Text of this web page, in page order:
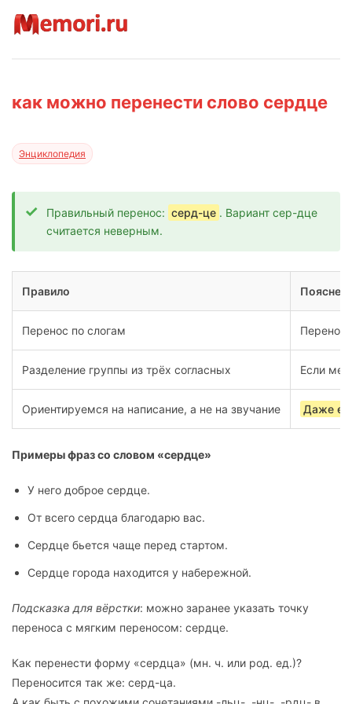
как можно перенести слово сердце
Энциклопедия
Правильный перенос: серд-це . Вариант сер-дце
считается неверным.
Правило
Перенос по слогам
Разделение группы из трёх согласных Если
Ориентируемся на написание, а не на звучание Даже
Примеры фраз со словом «сердце»
У него доброе сердце.
От всего сердца благодарю вас.
Сердце бьется чаще перед стартом.
Сердце города находится у набережной.
Подсказка для вёрстки: можно заранее указать точку
переноса с мягким переносом: серд­це.
Как перенести форму «сердца» (мн. ч. или род. ед.)?
Переносится так же: серд-ца.